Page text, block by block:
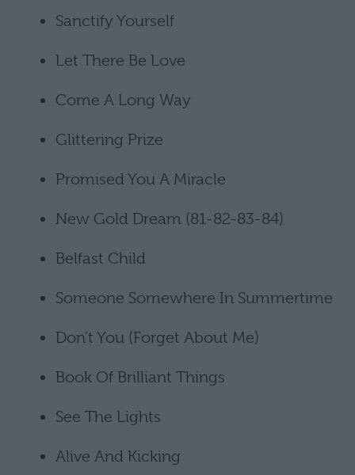
Sanctify Yourself
Let There Be Love
Come A Long Way
Glittering Prize
Promised You A Miracle
New Gold Dream (81-82-83-84)
Belfast Child
Someone Somewhere In Summertime
Don’t You (Forget About Me)
Book Of Brilliant Things
See The Lights
Alive And Kicking